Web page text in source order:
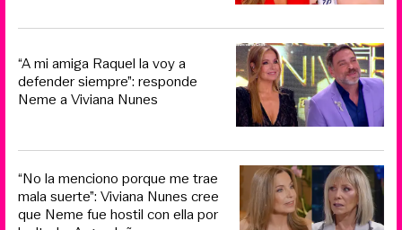
“A mi amiga Raquel la voy a
defender siempre”: responde
Neme a Viviana Nunes
“No la menciono porque me trae
mala suerte”: Viviana Nunes cree
que Neme fue hostil con ella por